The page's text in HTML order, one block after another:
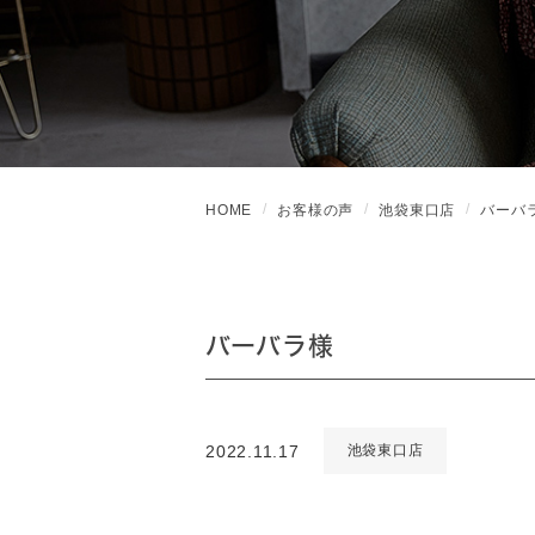
HOME お客様の声 池袋東口店 バーバ
バーバラ様
2022.11.17 池袋東口店